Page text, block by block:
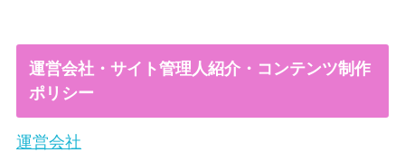
運営会社・サイト管理人紹介・コンテンツ制作
ポリシー
運営会社